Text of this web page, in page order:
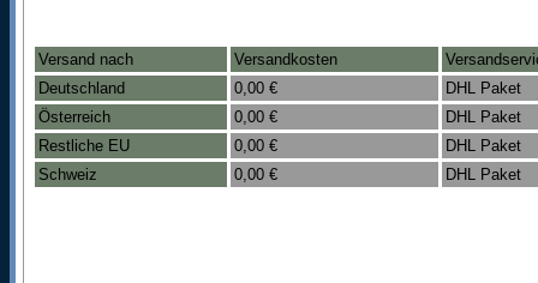
Versand nach Versandkosten
Deutschland
0,00 €
DHL Paket
Österreich
0,00 €
DHL Paket
Restliche EU
0,00 €
DHL Paket
Schweiz
0,00 € DHL Paket